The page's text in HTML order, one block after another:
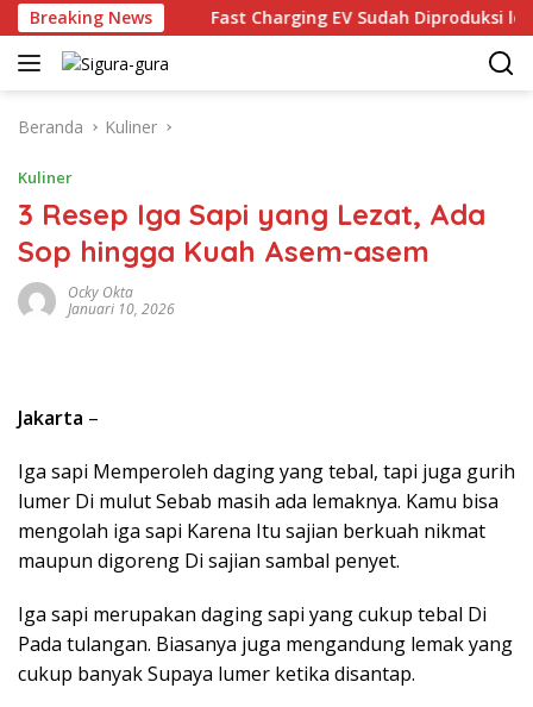
Langsung
ke
konten
Breaking NewsFast Charging EV Sudah Diproduksi lokal, TKDN
Beranda Kuliner
Kuliner
3 Resep Iga Sapi yang Lezat, Ada
Sop hingga Kuah Asem-asem
Ocky Okta
Januari 10, 2026
Jakarta –
Iga sapi Memperoleh daging yang tebal, tapi juga gurih
lumer Di mulut Sebab masih ada lemaknya. Kamu bisa
mengolah iga sapi Karena Itu sajian berkuah nikmat
maupun digoreng Di sajian sambal penyet.
Iga sapi merupakan daging sapi yang cukup tebal Di
Pada tulangan. Biasanya juga mengandung lemak yang
cukup banyak Supaya lumer ketika disantap.